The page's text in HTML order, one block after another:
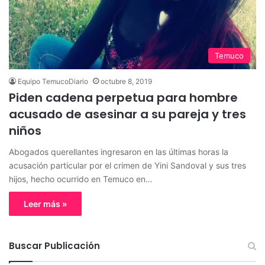
Temuco
Equipo TemucoDiario octubre 8, 2019
Piden cadena perpetua para hombre
acusado de asesinar a su pareja y tres
niños
Abogados querellantes ingresaron en las últimas horas la
acusación particular por el crimen de Yini Sandoval y sus tres
hijos, hecho ocurrido en Temuco en…
Leer más »
Buscar Publicación